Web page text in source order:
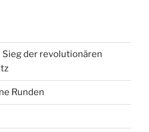
Sieg der revolutionären
Runden